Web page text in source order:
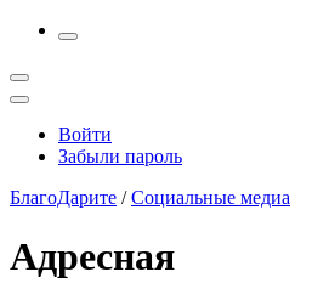
More
Открыть
поиск
Профиль
Войти
Забыли пароль
БлагоДарите /Социальные медиа
Адресная